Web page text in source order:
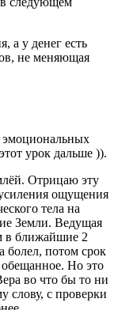
а у денег есть
не меняющая
эмоциональных
урок дальше )).
Отрицаю эту
ощущения
тела на
Земли. Ведущая
в ближайшие 2
болел, потом срок
Но это
во что бы то ни
слову, с проверки